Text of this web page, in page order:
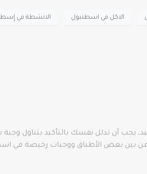
الاكل في اسطنبول الانشطة في
يجب أن تدلل نفسك بالتأكيد بتناول
بين بعض الأطباق ووجبات رخيصة في